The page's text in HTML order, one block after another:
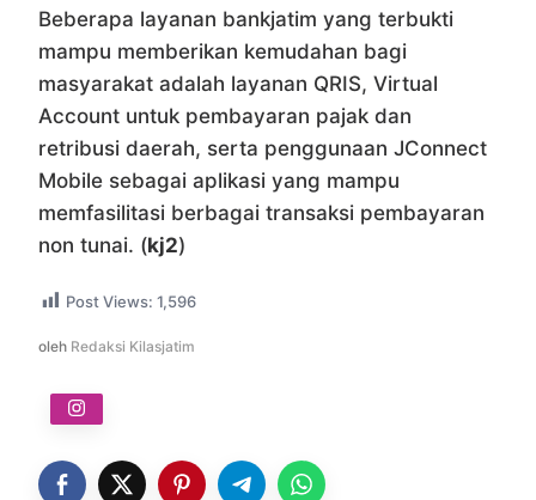
Beberapa layanan bankjatim yang terbukti
mampu memberikan kemudahan bagi
masyarakat adalah layanan QRIS, Virtual
Account untuk pembayaran pajak dan
retribusi daerah, serta penggunaan JConnect
Mobile sebagai aplikasi yang mampu
memfasilitasi berbagai transaksi pembayaran
non tunai. (kj2)
Post Views: 1,596
oleh Redaksi Kilasjatim